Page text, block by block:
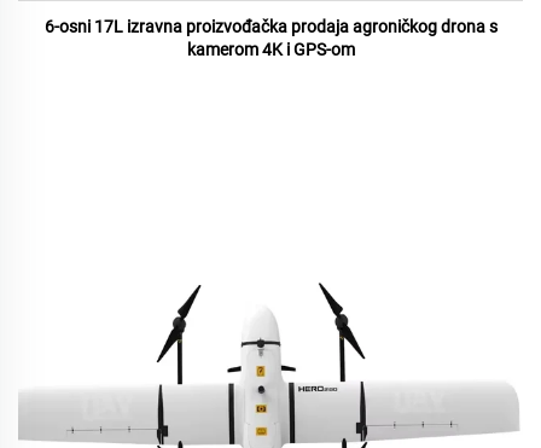
6-osni 17L izravna proizvođačka prodaja agroničkog drona s
kamerom 4K i GPS-om